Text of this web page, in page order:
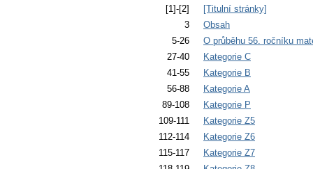
[1]-[2]
[Titulní stránky]
3
Obsah
5-26
O průběhu 56. ročníku
27-40
Kategorie C
41-55
Kategorie B
56-88
Kategorie A
89-108
Kategorie P
109-111
Kategorie Z5
112-114
Kategorie Z6
115-117
Kategorie Z7